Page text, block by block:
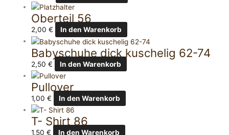
Oberteil 56
2,00€ In den Warenkorb
Babyschuhe dick kuschelig 62-74
2,50€ In den Warenkorb
Pullover
1,00€ In den Warenkorb
T- Shirt 86
1,50€ In den Warenkorb